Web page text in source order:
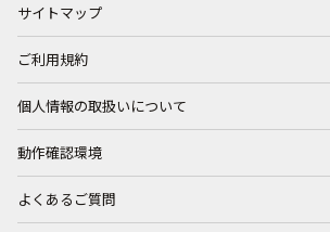
サイトマップ
ご利用規約
個人情報の取扱いについて
動作確認環境
よくあるご質問